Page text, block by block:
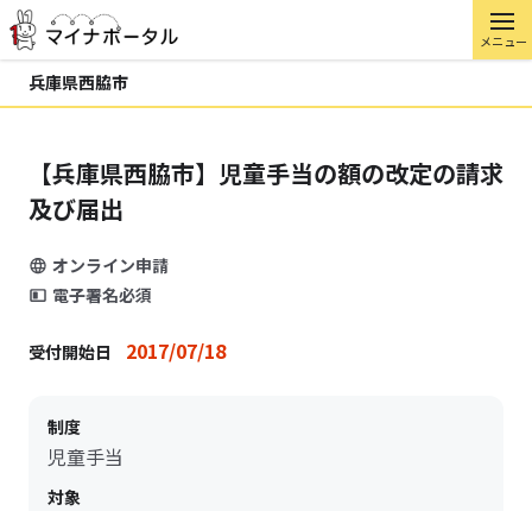
メニュー
兵庫県西脇市
【兵庫県西脇市】児童手当の額の改定の請求
及び届出
オンライン申請
電子署名必須
受付開始日 2017/07/18
制度
児童手当
対象